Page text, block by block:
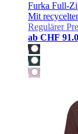
Furka Full-
Mit
Regulärer
ab CHF